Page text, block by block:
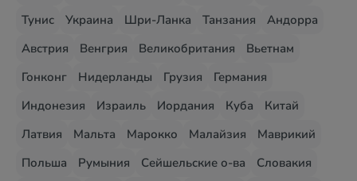
Тунис
Украина Шри-Ланка Танзания
Андорра
Австрия
Венгрия Великобритания
Вьетнам
Гонконг
Нидерланды Грузия
Германия
Индонезия
Израиль Иордания Куба
Китай
Латвия
Мальта Марокко Малайзия
Маврикий
Польша
Румыния Сейшельские о-ва
Словакия